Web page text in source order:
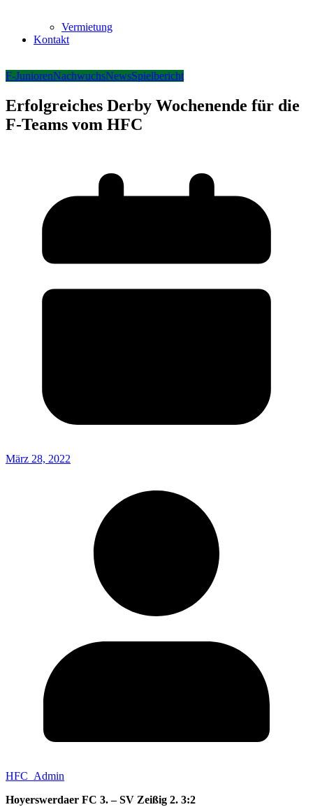
Vermietung
Kontakt
F-JuniorenNachwuchsNewsSpielbericht
Erfolgreiches Derby Wochenende für die
F-Teams vom HFC
März 28, 2022
HFC_Admin
Hoyerswerdaer FC 3. – SV Zeißig 2. 3:2